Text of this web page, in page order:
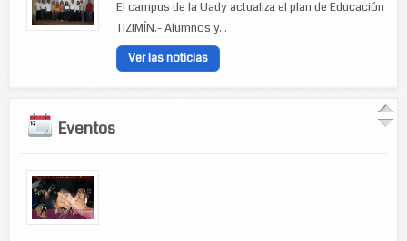
El campus de la Uady actualiza el plan de Educación
TIZIMÍN.- Alumnos y...
Ver las noticias
Eventos